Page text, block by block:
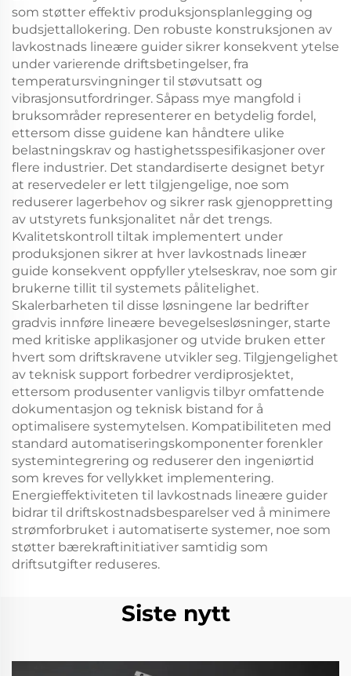
som støtter effektiv produksjonsplanlegging og
budsjettallokering. Den robuste konstruksjonen av
lavkostnads lineære guider sikrer konsekvent ytelse
under varierende driftsbetingelser, fra
temperatursvingninger til støvutsatt og
vibrasjonsutfordringer. Såpass mye mangfold i
bruksområder representerer en betydelig fordel,
ettersom disse guidene kan håndtere ulike
belastningskrav og hastighetsspesifikasjoner over
flere industrier. Det standardiserte designet betyr
at reservedeler er lett tilgjengelige, noe som
reduserer lagerbehov og sikrer rask gjenoppretting
av utstyrets funksjonalitet når det trengs.
Kvalitetskontroll tiltak implementert under
produksjonen sikrer at hver lavkostnads lineær
guide konsekvent oppfyller ytelseskrav, noe som gir
brukerne tillit til systemets pålitelighet.
Skalerbarheten til disse løsningene lar bedrifter
gradvis innføre lineære bevegelsesløsninger, starte
med kritiske applikasjoner og utvide bruken etter
hvert som driftskravene utvikler seg. Tilgjengelighet
av teknisk support forbedrer verdiprosjektet,
ettersom produsenter vanligvis tilbyr omfattende
dokumentasjon og teknisk bistand for å
optimalisere systemytelsen. Kompatibiliteten med
standard automatiseringskomponenter forenkler
systemintegrering og reduserer den ingeniørtid
som kreves for vellykket implementering.
Energieffektiviteten til lavkostnads lineære guider
bidrar til driftskostnadsbesparelser ved å minimere
strømforbruket i automatiserte systemer, noe som
støtter bærekraftinitiativer samtidig som
driftsutgifter reduseres.
Siste nytt